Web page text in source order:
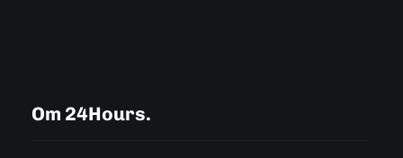
Om 24Hours.